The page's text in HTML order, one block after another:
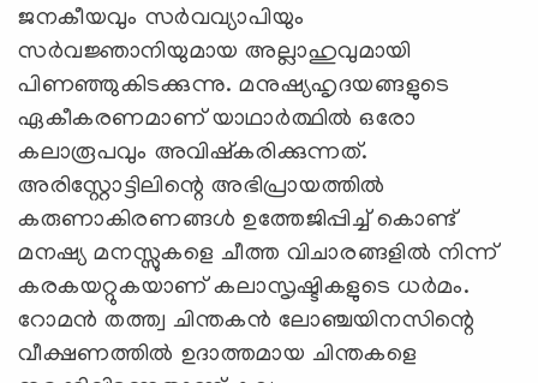
ജനകീയവും സർവവ്യാപിയും
സർവജ്ഞാനിയുമായ അല്ലാഹുവുമായി
പിണഞ്ഞുകിടക്കുന്നു. മനുഷ്യഹൃദയങ്ങളുടെ
ഏകീകരണമാണ് യാഥാർത്ഥിൽ ഒരോ
കലാരൂപവും അവിഷ്കരിക്കുന്നത്.
അരിസ്റ്റോട്ടിലിന്റെ അഭിപ്രായത്തിൽ
കരുണാകിരണങ്ങൾ ഉത്തേജിപ്പിച്ച് കൊണ്ട്
മനഷ്യ മനസ്സുകളെ ചീത്ത വിചാരങ്ങളിൽ നിന്ന്
കരകയറ്റുകയാണ് കലാസൃഷ്ടികളുടെ ധർമം.
റോമൻ തത്ത്വ ചിന്തകൻ ലോഞ്ചയിനസിന്റെ
വീക്ഷണത്തിൽ ഉദാത്തമായ ചിന്തകളെ